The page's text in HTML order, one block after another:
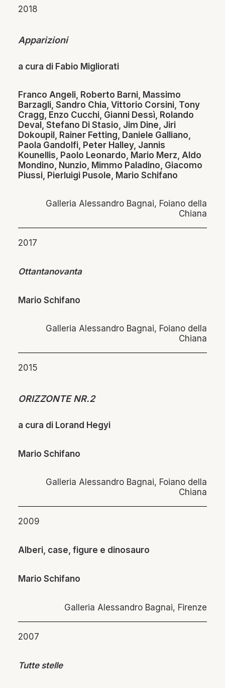
2018
Apparizioni
a cura di Fabio Migliorati
Franco Angeli, Roberto Barni, Massimo
Barzagli, Sandro Chia, Vittorio Corsini, Tony
Cragg, Enzo Cucchi, Gianni Dessì, Rolando
Deval, Stefano Di Stasio, Jim Dine, Jiri
Dokoupil, Rainer Fetting, Daniele Galliano,
Paola Gandolfi, Peter Halley, Jannis
Kounellis, Paolo Leonardo, Mario Merz, Aldo
Mondino, Nunzio, Mimmo Paladino, Giacomo
Piussi, Pierluigi Pusole, Mario Schifano
Galleria Alessandro Bagnai, Foiano della
Chiana
2017
Ottantanovanta
Mario Schifano
Galleria Alessandro Bagnai, Foiano della
Chiana
2015
ORIZZONTE NR.2
a cura di Lorand Hegyi
Mario Schifano
Galleria Alessandro Bagnai, Foiano della
Chiana
2009
Alberi, case, figure e dinosauro
Mario Schifano
Galleria Alessandro Bagnai, Firenze
2007
Tutte stelle